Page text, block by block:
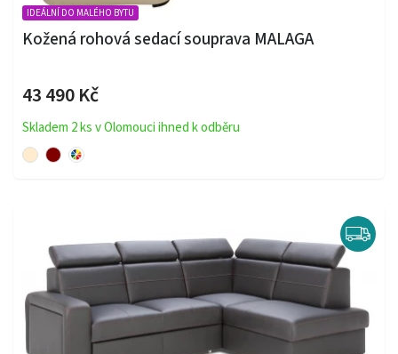
IDEÁLNÍ DO MALÉHO BYTU
Kožená rohová sedací souprava MALAGA
43 490 Kč
Skladem 2 ks v Olomouci ihned k odběru